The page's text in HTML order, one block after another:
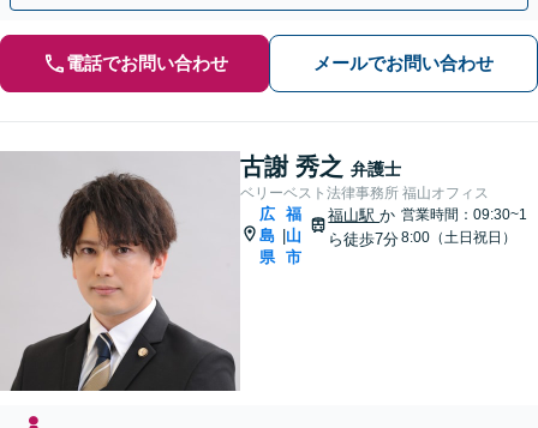
電話でお問い合わせ メールでお問い合わせ
古謝 秀之 弁護士
ベリーベスト法律事務所 福山オフィス
広
島
県
福
山
市
福山駅か
ら徒歩7分
営業時間：09:30~1
8:00（土日祝日）